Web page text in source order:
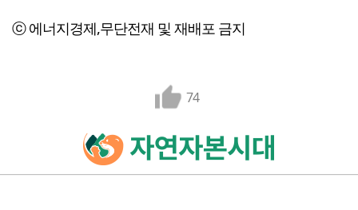
ⓒ 에너지경제,무단전재 및 재배포 금지
74